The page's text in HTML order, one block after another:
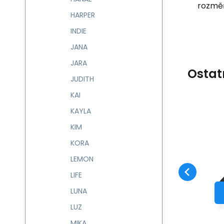
Kabelka/batůžek
AISHA 604436
HARPER
INDIE
JANA
JARA
JUDITH
KAI
KAYLA
KIM
KORA
LEMON
LIFE
LUNA
LUZ